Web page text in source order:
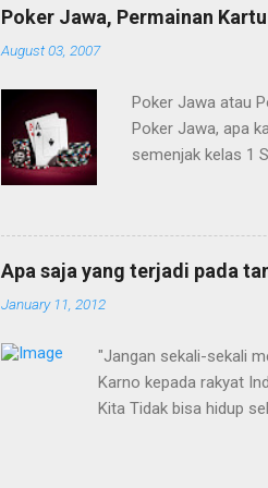
Poker Jawa, Permainan
August 03, 2007
Poker Jawa atau
Poker Jawa, apa
semenjak kelas 1
bakalan maen!!!
peluang dapet
^^].. setiap orang
keduanya]. Jika
Apa saja yang terjadi pada
January 11, 2012
"Jangan sekali-sekali
Karno kepada rakyat
Kita Tidak bisa hidup
yang disinyalir akan